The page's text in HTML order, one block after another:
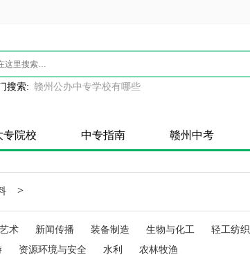
搜索: 赣州公办中专学校有哪些
专院校 中专指南 赣州中考
>
术 新闻传播 装备制造 生物与化工 轻工纺织
资源环境与安全 水利 农林牧渔